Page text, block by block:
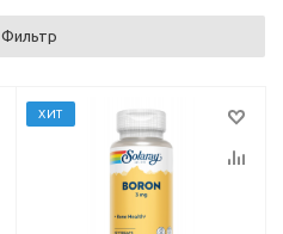
Фильтр
ХИТ